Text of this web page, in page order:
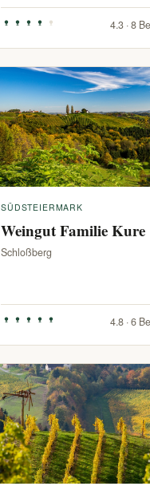
4.3 · 8
SÜDSTEIERMARK
Weingut Familie Kure
Schloßberg
4.8 · 6